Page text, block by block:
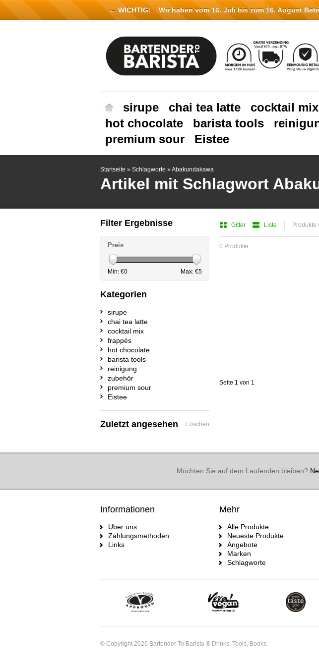
sirupe chai tea latte cocktail mix
hot chocolate
barista tools
premium sour
Eistee
Startseite » Schlagworte » Abakundakawa
Artikel mit Schlagwort
Gitter Liste Produkte
0 Produkte
Seite 1 von 1
Filter Ergebnisse
Preis
Min: €0 Max: €5
Kategorien
sirupe
chai tea latte
cocktail mix
frappés
hot chocolate
barista tools
reinigung
zubehör
premium sour
Eistee
Zuletzt angesehen Löschen
Möchten Sie auf dem Laufenden bleiben?
Informationen
Uber uns
Zahlungsmethoden
Links
Mehr
Alle Produkte
Neueste Produkte
Angebote
Marken
Schlagworte
© Copyright 2026 Bartender To Barista ® Drinks, Tools, Books.
← WICHTIG:Wir haben vom 16. Juli bis zum 16. August